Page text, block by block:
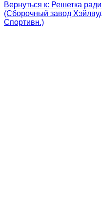
Вернуться к: Решетка
(Сборочный завод
Спортивн.)